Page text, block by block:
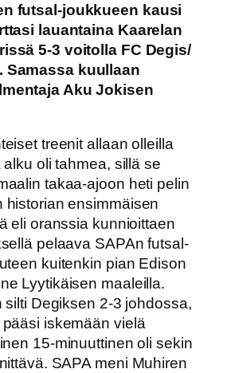
futsal-joukkueen kausi
lauantaina Kaarelan
5-3 voitolla FC Degis/
Samassa kuullaan
Aku Jokisen
treenit allaan olleilla
oli tahmea, sillä se
takaa-ajoon heti pelin
historian ensimmäisen
eli oranssia kunnioittaen
pelaava SAPAn futsal-
kuitenkin pian Edison
Lyytikäisen maaleilla.
silti Degiksen 2-3 johdossa,
iskemään vielä
15-minuuttinen oli sekin
SAPA meni Muhiren